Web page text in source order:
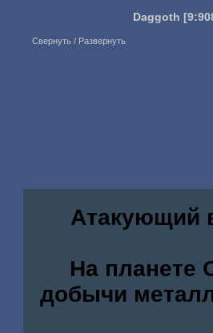
Daggoth
Свернуть / Развернуть
Атакующий
На планете
добычи